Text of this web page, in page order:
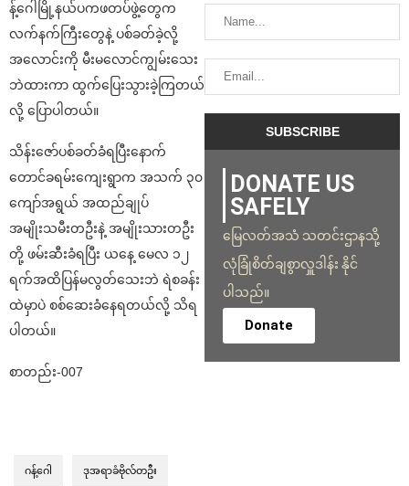
န့်ဂေါမြို့နယ်ပကဖတပ်ဖွဲ့တွေက
လက်နက်ကြီးတွေနဲ့ ပစ်ခတ်ခဲ့လို့
အလောင်းကို မီးမလောင်ကျွမ်းသေး
ဘဲထားကာ ထွက်ပြေးသွားခဲ့ကြတယ်
လို့ ပြောပါတယ်။
သိန်းဇော်ပစ်ခတ်ခံရပြီးနောက်
တောင်ခရမ်းကျေးရွာက အသက် ၃၀
ကျော်အရွယ် အထည်ချုပ်
အမျိုးသမီးတဦးနဲ့ အမျိုးသားတဦး
တို့ ဖမ်းဆီးခံရပြီး ယနေ့ မေလ ၁၂
ရက်အထိပြန်မလွတ်သေးဘဲ ရဲစခန်း
ထဲမှာပဲ စစ်ဆေးခံနေရတယ်လို့ သိရ
ပါတယ်။
စာတည်း-007
ဂန့်ဂေါ ဒုအရာခံဗိုလ်တဦး
DONATE US
SAFELY
မြေလတ်အသံ သတင်းဌာနသို့
လုံခြုံစိတ်ချစွာလှူဒါန်း နိုင်
ပါသည်။
Donate